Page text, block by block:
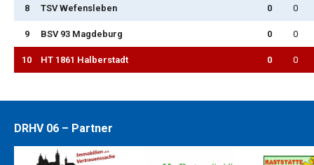
8 TSV Wefensleben 0 0
9 BSV 93 Magdeburg 0 0
10 HT 1861 Halberstadt 0 0
DRHV 06 – Partner